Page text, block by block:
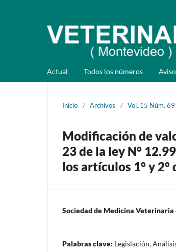
Actual Todos los números
Inicio / Archivos / Vol. 15 Núm.
Modificación de
23 de la ley N°
los artículos 1° y
Sociedad de Medicina Veterinaria
Palabras clave: Legislación,